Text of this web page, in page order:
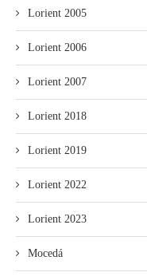
Lorient 2005
Lorient 2006
Lorient 2007
Lorient 2018
Lorient 2019
Lorient 2022
Lorient 2023
Mocedá